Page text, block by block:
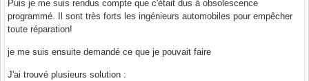
Puis je me suis rendus compte que c'était dus à obsolescence
programmé. Il sont très forts les ingénieurs automobiles pour empêcher
toute réparation!
je me suis ensuite demandé ce que je pouvait faire
J'ai trouvé plusieurs solution :